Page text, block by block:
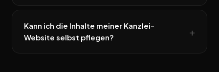
Kann ich die Inhalte meiner Kanzlei-
Website selbst pflegen?